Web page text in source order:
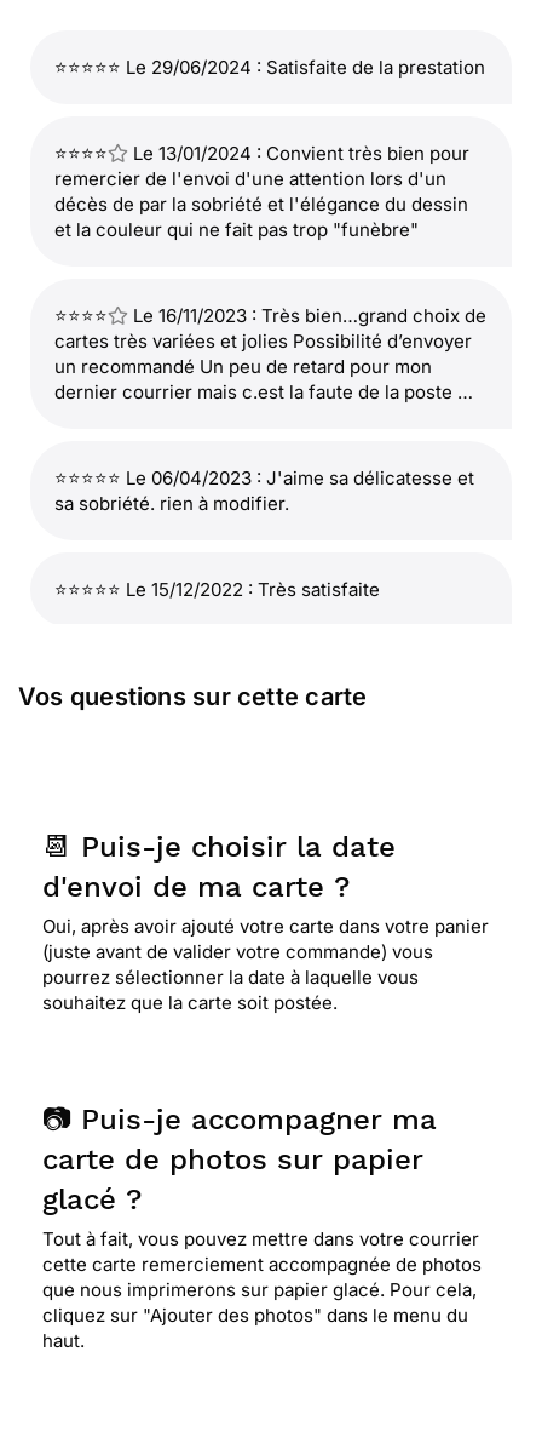
⭐⭐⭐⭐⭐ Le 29/06/2024 : Satisfaite de la prestation
⭐⭐⭐⭐
Le 13/01/2024 : Convient très bien pour
remercier de l'envoi d'une attention lors d'un
décès de par la sobriété et l'élégance du dessin
et la couleur qui ne fait pas trop "funèbre"
⭐⭐⭐⭐
Le 16/11/2023 : Très bien…grand choix de
cartes très variées et jolies Possibilité d’envoyer
un recommandé Un peu de retard pour mon
dernier courrier mais c.est la faute de la poste …
⭐⭐⭐⭐⭐ Le 06/04/2023 : J'aime sa délicatesse et
sa sobriété. rien à modifier.
⭐⭐⭐⭐⭐ Le 15/12/2022 : Très satisfaite
l'arrivée, mais mon envoi semble avoir été
⭐⭐⭐⭐⭐ Le 25/12/2020 : Excellent service, avec de
très belles cartes.
⭐⭐⭐⭐ Le 14/05/2020 : Sobre et élégante
⭐⭐⭐⭐⭐ Le 10/03/2019 : Carte délicate et
élégante...j'aime sa finesse et sa couleur.
⭐⭐⭐⭐⭐ Le 04/06/2018 : Elle est lumineuse, en
mouvement, vivante....
Vos questions sur cette carte
📆 Puis-je choisir la date
d'envoi de ma carte ?
Oui, après avoir ajouté votre carte dans votre panier
(juste avant de valider votre commande) vous
pourrez sélectionner la date à laquelle vous
souhaitez que la carte soit postée.
📷 Puis-je accompagner ma
carte de photos sur papier
glacé ?
Tout à fait, vous pouvez mettre dans votre courrier
cette carte remerciement accompagnée de photos
que nous imprimerons sur papier glacé. Pour cela,
cliquez sur "Ajouter des photos" dans le menu du
haut.